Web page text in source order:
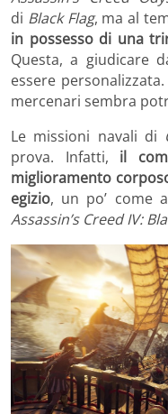
di Black Flag, ma al
in possesso di una
Questa, a giudicare
essere
mercenari sembra
Le missioni navali di
prova. Infatti, il
miglioramento
egizio, un po’ come
Assassin’s CreedIV: